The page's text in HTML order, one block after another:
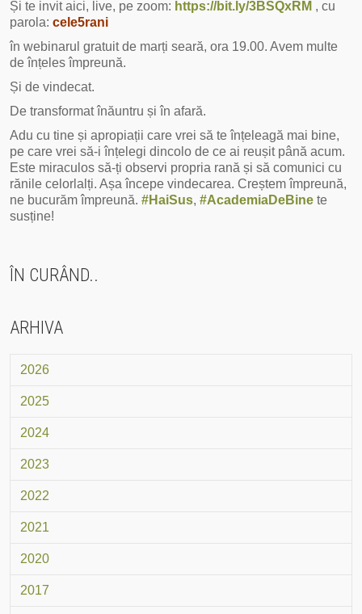
Și te invit aici, live, pe zoom: https://bit.ly/3BSQxRM , cu
parola:cele5rani
în webinarul gratuit de marți seară, ora 19.00. Avem multe
de înțeles împreună.
Și de vindecat.
De transformat înăuntru și în afară.
Adu cu tine și apropiații care vrei să te înțeleagă mai bine,
pe care vrei să-i înțelegi dincolo de ce ai reușit până acum.
Este miraculos să-ți observi propria rană și să comunici cu
rănile celorlalți. Așa începe vindecarea. Creștem împreună,
ne bucurăm împreună.#HaiSus,#AcademiaDeBine te
susține!
ÎN CURÂND..
ARHIVA
2026
2025
2024
2023
2022
2021
2020
2017